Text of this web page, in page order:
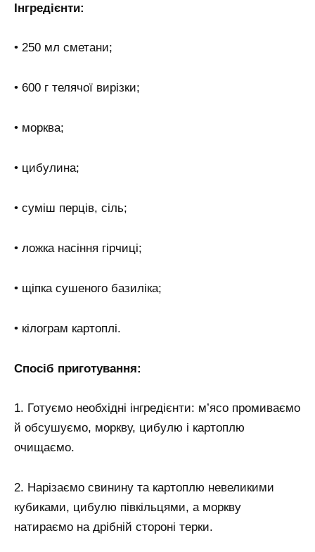
Інгредієнти:
• 250 мл сметани;
• 600 г телячої вирізки;
• морква;
• цибулина;
• суміш перців, сіль;
• ложка насіння гірчиці;
• щіпка сушеного базиліка;
• кілограм картоплі.
Спосіб приготування:
1. Готуємо необхідні інгредієнти: м’ясо промиваємо
й обсушуємо, моркву, цибулю і картоплю
очищаємо.
2. Нарізаємо свинину та картоплю невеликими
кубиками, цибулю півкільцями, а моркву
натираємо на дрібній стороні терки.